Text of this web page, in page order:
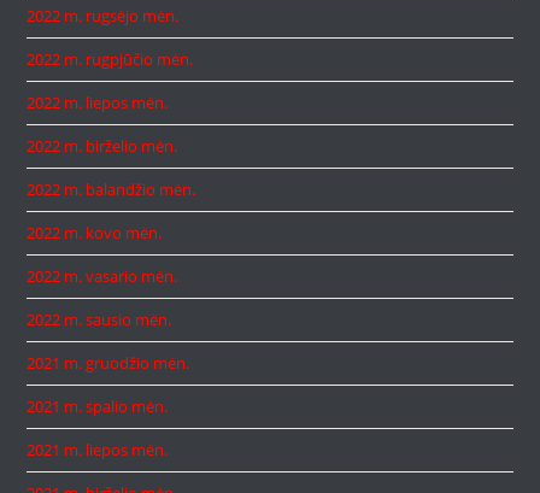
2022 m. rugsėjo mėn.
2022 m. rugpjūčio mėn.
2022 m. liepos mėn.
2022 m. birželio mėn.
2022 m. balandžio mėn.
2022 m. kovo mėn.
2022 m. vasario mėn.
2022 m. sausio mėn.
2021 m. gruodžio mėn.
2021 m. spalio mėn.
2021 m. liepos mėn.